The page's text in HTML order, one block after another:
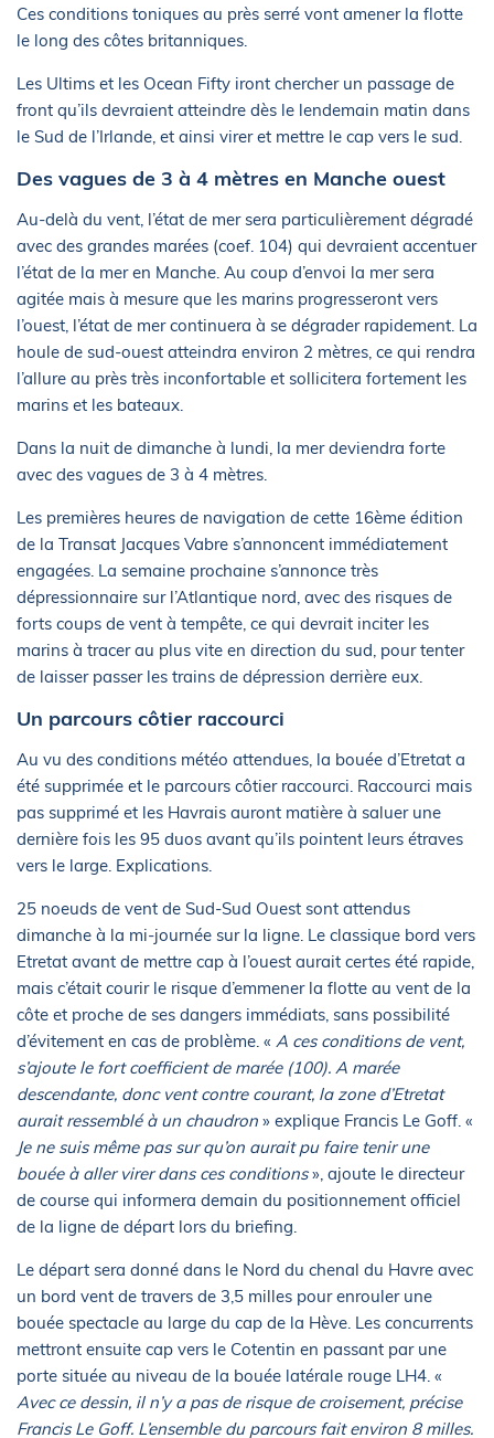
Ces conditions toniques au près serré vont amener la flotte
le long des côtes britanniques.
Les Ultims et les Ocean Fifty iront chercher un passage de
front qu’ils devraient atteindre dès le lendemain matin dans
le Sud de l’Irlande, et ainsi virer et mettre le cap vers le sud.
Des vagues de 3 à 4 mètres en Manche ouest
Au-delà du vent, l’état de mer sera particulièrement dégradé
avec des grandes marées (coef. 104) qui devraient accentuer
l’état de la mer en Manche. Au coup d’envoi la mer sera
agitée mais à mesure que les marins progresseront vers
l’ouest, l’état de mer continuera à se dégrader rapidement. La
houle de sud-ouest atteindra environ 2 mètres, ce qui rendra
l’allure au près très inconfortable et sollicitera fortement les
marins et les bateaux.
Dans la nuit de dimanche à lundi, la mer deviendra forte
avec des vagues de 3 à 4 mètres.
Les premières heures de navigation de cette 16ème édition
de la Transat Jacques Vabre s’annoncent immédiatement
engagées. La semaine prochaine s’annonce très
dépressionnaire sur l’Atlantique nord, avec des risques de
forts coups de vent à tempête, ce qui devrait inciter les
marins à tracer au plus vite en direction du sud, pour tenter
de laisser passer les trains de dépression derrière eux.
Un parcours côtier raccourci
Au vu des conditions météo attendues, la bouée d’Etretat a
été supprimée et le parcours côtier raccourci. Raccourci mais
pas supprimé et les Havrais auront matière à saluer une
dernière fois les 95 duos avant qu’ils pointent leurs étraves
vers le large. Explications.
25 noeuds de vent de Sud-Sud Ouest sont attendus
dimanche à la mi-journée sur la ligne. Le classique bord vers
Etretat avant de mettre cap à l’ouest aurait certes été rapide,
mais c’était courir le risque d’emmener la flotte au vent de la
côte et proche de ses dangers immédiats, sans possibilité
d’évitement en cas de problème. « A ces conditions de vent,
s’ajoute le fort coefficient de marée (100). A marée
descendante, donc vent contre courant, la zone d’Etretat
aurait ressemblé à un chaudron » explique Francis Le Goff. «
Je ne suis même pas sur qu’on aurait pu faire tenir une
bouée à aller virer dans ces conditions», ajoute le directeur
de course qui informera demain du positionnement officiel
de la ligne de départ lors du briefing.
Le départ sera donné dans le Nord du chenal du Havre avec
un bord vent de travers de 3,5 milles pour enrouler une
bouée spectacle au large du cap de la Hève. Les concurrents
mettront ensuite cap vers le Cotentin en passant par une
porte située au niveau de la bouée latérale rouge LH4. «
Avec ce dessin, il n’y a pas de risque de croisement, précise
Francis Le Goff. L’ensemble du parcours fait environ 8 milles.